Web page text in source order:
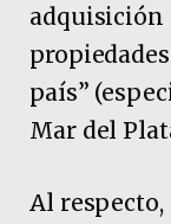
adquisición
país”
Mar del
Al respecto,